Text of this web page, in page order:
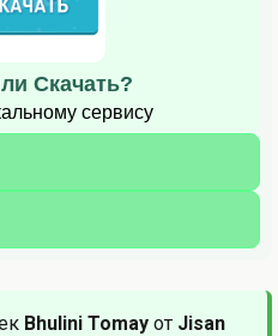
Скачать?
сервису
Bhulini Tomay от Jisan